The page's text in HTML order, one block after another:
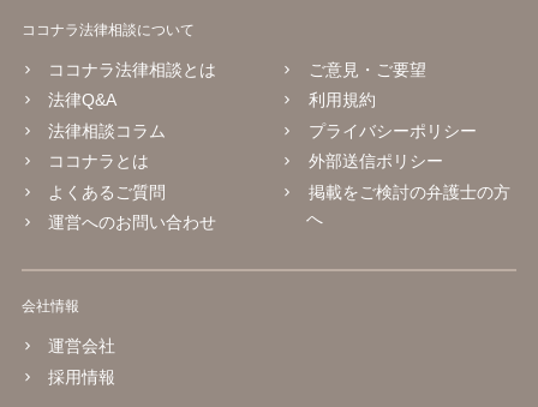
ココナラ法律相談について
ココナラ法律相談とは
法律Q&A
法律相談コラム
ココナラとは
よくあるご質問
運営へのお問い合わせ
ご意見・ご要望
利用規約
プライバシーポリシー
外部送信ポリシー
掲載をご検討の弁護士の方
へ
会社情報
運営会社
採用情報